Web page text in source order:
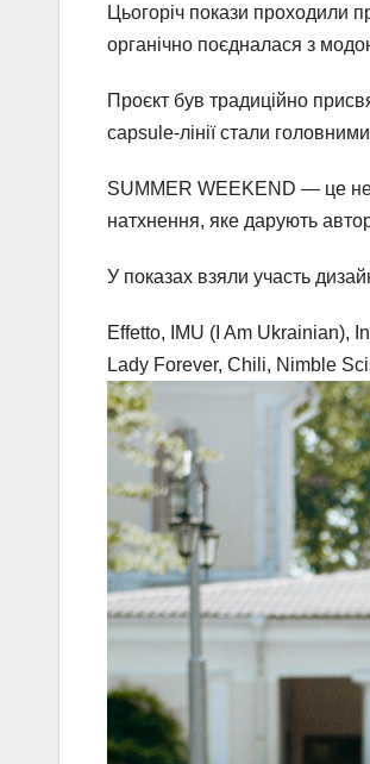
Цьогоріч покази проходили
органічно поєдналася з
Проєкт був традиційно
capsule-лінії стали
SUMMER WEEKEND — це не
натхнення, яке дарують
У показах взяли участь
Effetto, IMU (I Am Ukrainian),
Lady Forever, Chili, Nimble